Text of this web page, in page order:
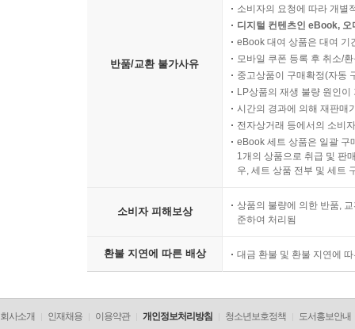
반품/교환 불가사유
소비자의 요청에 따라 개별
디지털 컨텐츠인 eBook,
eBook 대여 상품은 대여 기
모바일 쿠폰 등록 후 취소/
중고상품이 구매확정(자동
LP상품의 재생 불량 원인
시간의 경과에 의해 재판매
전자상거래 등에서의 소비
eBook 세트 상품은 일괄 구
1개의 상품으로 취급 및 판
우, 세트 상품 전부 및 세트
소비자 피해보상
상품의 불량에 의한 반품,
준하여 처리됨
환불 지연에 따른 배상 대금 환불 및 환불 지연에
회사소개 인재채용 이용약관 개인정보처리방침 청소년보호정책 도서홍보안내